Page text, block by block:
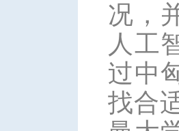
况，
人工
过中
找合